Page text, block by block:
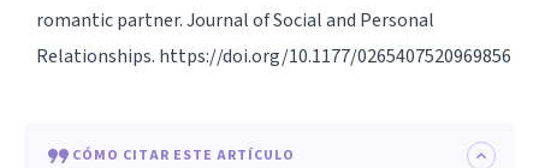
romantic partner. Journal of Social and Personal
Relationships. https://doi.org/10.1177/0265407520969856
CÓMO CITAR ESTE ARTÍCULO